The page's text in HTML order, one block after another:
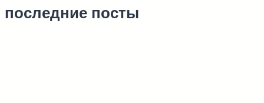
последние посты